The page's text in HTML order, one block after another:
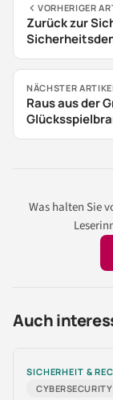
VORHERIGER
Zurück zur
NÄCHSTER
Raus aus der
Was halten Sie
Auch
SICHERHEIT &
CYBERSECURITY